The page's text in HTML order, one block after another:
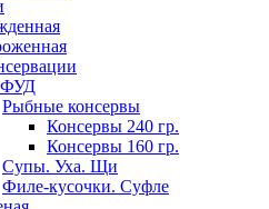
Рыбные консервы
Консервы 240 гр.
Консервы 160 гр.
Супы. Уха. Щи
Филе-кусочки. Суфле